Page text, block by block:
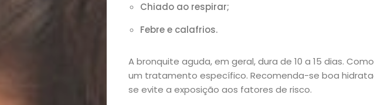
Início
Chiado ao respirar;
Febre e calafrios.
A bronquite aguda, em geral, dura de 10 a 15 dias.
um tratamento específico. Recomenda-se boa
se evite a exposição aos fatores de risco.